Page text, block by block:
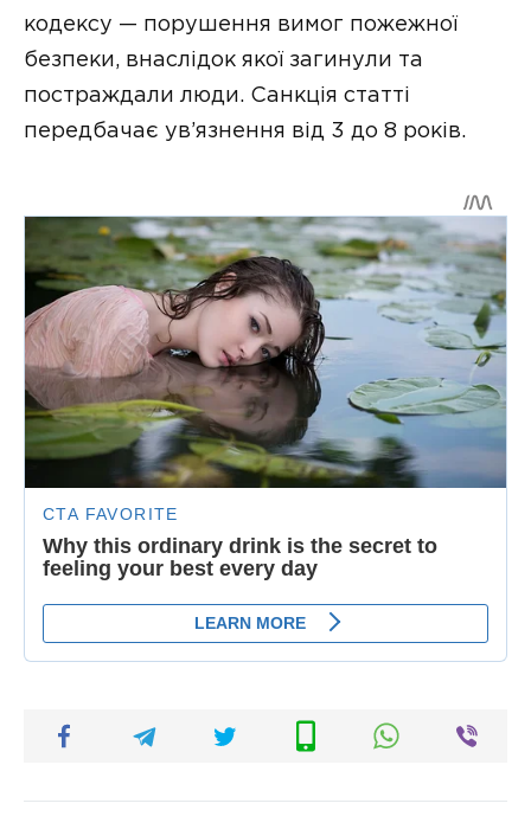
кодексу — порушення вимог пожежної
безпеки, внаслідок якої загинули та
постраждали люди. Санкція статті
передбачає ув’язнення від 3 до 8 років.